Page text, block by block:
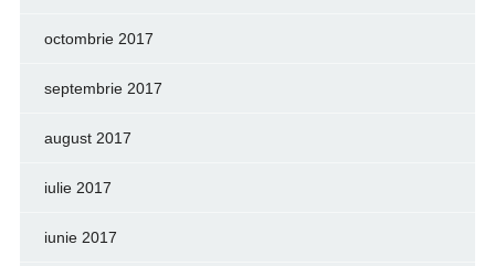
octombrie 2017
septembrie 2017
august 2017
iulie 2017
iunie 2017